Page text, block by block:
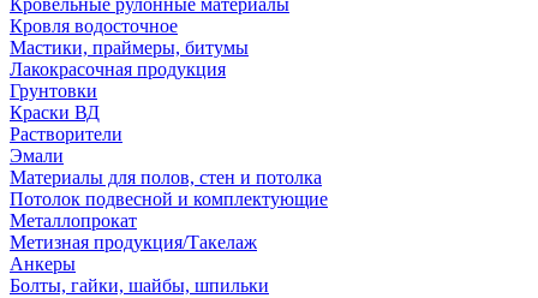
Кровельные рулонные материалы
Кровля водосточное
Мастики, праймеры, битумы
Лакокрасочная продукция
Грунтовки
Краски ВД
Растворители
Эмали
Материалы для полов, стен и потолка
Потолок подвесной и комплектующие
Металлопрокат
Метизная продукция/Такелаж
Анкеры
Болты, гайки, шайбы, шпильки